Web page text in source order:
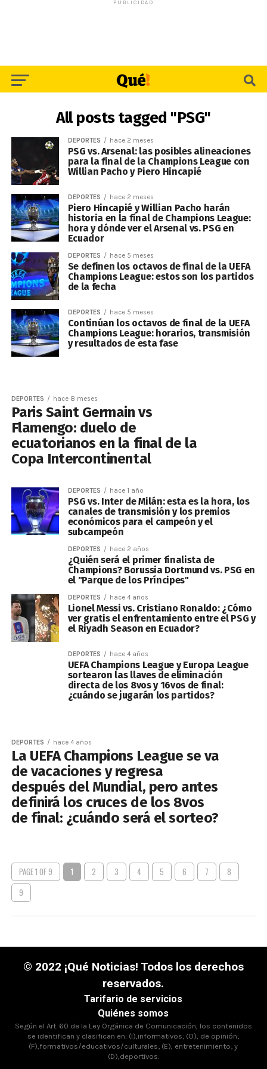
PUBLICIDAD
All posts tagged "PSG"
DEPORTES hace 2 meses
PSG vs. Arsenal: las posibles alineaciones
para la final de la Champions League con
Willian Pacho y Piero Hincapié
DEPORTES hace 2 meses
Piero Hincapié y Willian Pacho harán
historia en la final de Champions League:
hora y dónde ver el Arsenal vs. PSG en
Ecuador
DEPORTES hace 5 meses
Se definen los octavos de final de la UEFA
Champions League: estos son los partidos
de la fecha
DEPORTES hace 5 meses
Continúan los octavos de final de la UEFA
Champions League: horarios, transmisión
y resultados de esta fase
DEPORTES hace 8 meses
Paris Saint Germain vs
Flamengo: duelo de
ecuatorianos en la final de la
Copa Intercontinental
DEPORTES hace 1 año
PSG vs. Inter de Milán: esta es la hora, los
canales de transmisión y los premios
económicos para el campeón y el
subcampeón
DEPORTES hace 2 años
¿Quién será el primer finalista de
Champions? Borussia Dortmund vs. PSG en
el "Parque de los Príncipes"
DEPORTES hace 4 años
Lionel Messi vs. Cristiano Ronaldo: ¿Cómo
ver gratis el enfrentamiento entre el PSG y
el Riyadh Season en Ecuador?
DEPORTES hace 4 años
UEFA Champions League y Europa League
sortearon las llaves de eliminación
directa de los 8vos y 16vos de final:
¿cuándo se jugarán los partidos?
DEPORTES hace 4 años
La UEFA Champions League se va
de vacaciones y regresa
después del Mundial, pero antes
definirá los cruces de los 8vos
de final: ¿cuándo será el sorteo?
PAGE 1 OF 9 1 2 3 4 5 6 7
8
9
© 2022 ¡Qué Noticias! Todos los derechos
reservados.
Tarifario de servicios
Quiénes somos
Según el Art. 60 de la Ley Orgánica de Comunicación, los contenidos
se identifican y clasifican en: (I),informativos; (O), de opinión;
(F),formativos/educativos/culturales; (E), entretenimiento; y
(D),deportivos.